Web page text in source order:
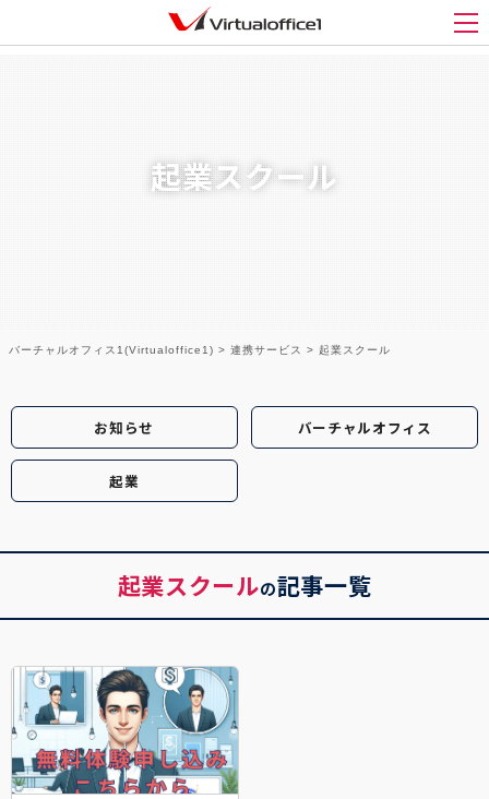
メ
起業スクール
バーチャルオフィス1(Virtualoffice1) > 連携サービス > 起業スクール
お知らせ バーチャルオフィス
起業
起業スクールの記事一覧